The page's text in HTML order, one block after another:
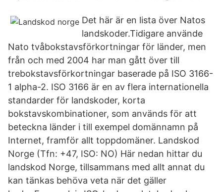
Det här är en lista över Natos
landskoder.Tidigare använde
Nato tvåbokstavsförkortningar för länder, men
från och med 2004 har man gått över till
trebokstavsförkortningar baserade på ISO 3166-
1 alpha-2. ISO 3166 är en av flera internationella
standarder för landskoder, korta
bokstavskombinationer, som används för att
beteckna länder i till exempel domännamn på
Internet, framför allt toppdomäner. Landskod
Norge (Tfn: +47, ISO: NO) Här nedan hittar du
landskod Norge, tillsammans med allt annat du
kan tänkas behöva veta när det gäller